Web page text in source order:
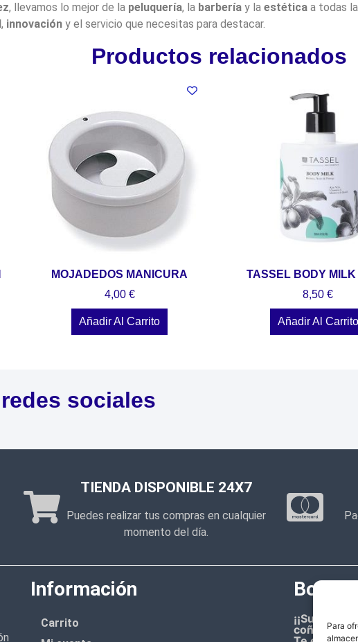
Para
, llevamos lo mejor de la peluquería, la barberíay la estéticaa todas
, innovacióny el servicio que necesitas para destacar.
Productos relacionados
MOJADEDOS MANICURA
4,00 €
Añadir Al Carrito
TASSEL BODY MILK
8,50€
Añadir Al Carrito
sociales
TIENDA DISPONIBLE 24X7
Puedes realizar tus compras en cualquier
momento del día.
Información
Carrito
coñazo.!!